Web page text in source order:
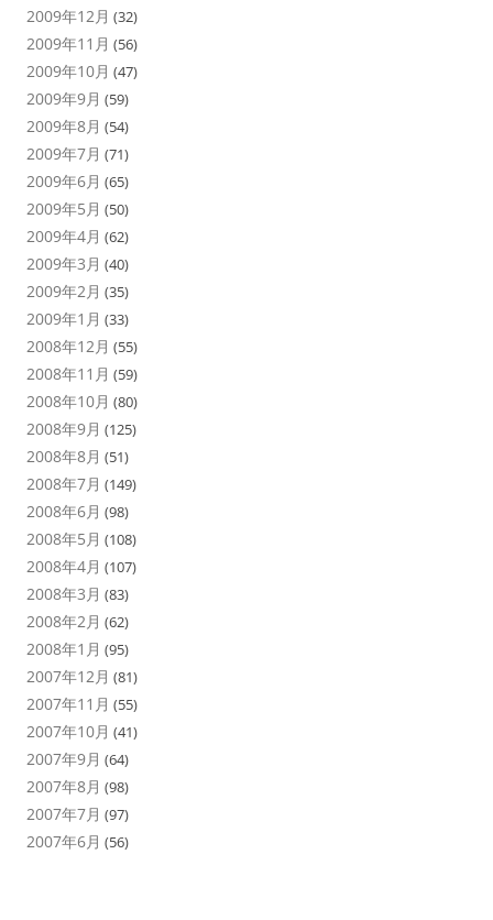
2009年12月 (32)
2009年11月 (56)
2009年10月 (47)
2009年9月 (59)
2009年8月 (54)
2009年7月 (71)
2009年6月 (65)
2009年5月 (50)
2009年4月 (62)
2009年3月 (40)
2009年2月 (35)
2009年1月 (33)
2008年12月 (55)
2008年11月 (59)
2008年10月 (80)
2008年9月 (125)
2008年8月 (51)
2008年7月 (149)
2008年6月 (98)
2008年5月 (108)
2008年4月 (107)
2008年3月 (83)
2008年2月 (62)
2008年1月 (95)
2007年12月 (81)
2007年11月 (55)
2007年10月 (41)
2007年9月 (64)
2007年8月 (98)
2007年7月 (97)
2007年6月 (56)